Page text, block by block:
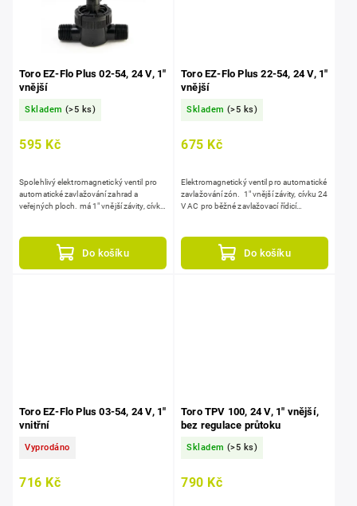
Toro EZ-Flo Plus 02-54, 24 V, 1"
vnější
Skladem (>5 ks)
595 Kč
Do košíku
Spolehlivý elektromagnetický ventil pro
automatické zavlažování zahrad a
veřejných ploch. má 1" vnější závity, cívku
Toro EZ-Flo Plus 22-54, 24 V, 1"
vnější
Skladem (>5 ks)
675 Kč
Do košíku
Elektromagnetický ventil pro automatické
zavlažování zón. 1" vnější závity, cívku 24
V AC pro běžné zavlažovací řídicí
Toro EZ-Flo Plus 03-54, 24 V, 1"
vnitřní
Vyprodáno
716 Kč
Toro TPV 100, 24 V, 1" vnější,
bez regulace průtoku
Skladem (>5 ks)
790 Kč